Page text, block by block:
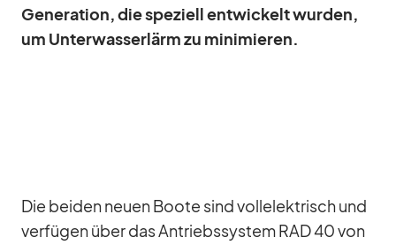
Ge­ne­ra­tion, die spe­zi­ell ent­wi­ckelt wur­den,
um Un­ter­was­ser­lärm zu mi­ni­mie­ren.
Die bei­den neuen Boote sind voll­elek­trisch und
ver­fü­gen über das An­triebs­sys­tem RAD 40 von